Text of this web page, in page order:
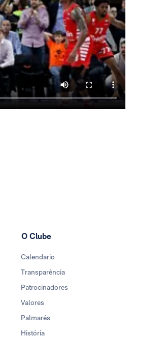
O Clube
Calendario
Transparência
Patrocinadores
Valores
Palmarés
História